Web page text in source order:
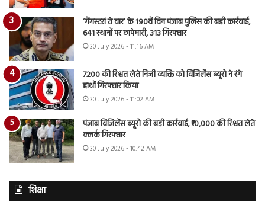
‘गैंगस्टरां ते वार’ के 190वें दिन पंजाब पुलिस की बड़ी कार्रवाई,
641 स्थानों पर छापेमारी, 313 गिरफ्तार
30 July 2026 - 11:16 AM
7200 की रिश्वत लेते निजी व्यक्ति को विजिलेंस ब्यूरो ने रंगे
हाथों गिरफ्तार किया
30 July 2026 - 11:02 AM
पंजाब विजिलेंस ब्यूरो की बड़ी कार्रवाई, ₹10,000 की रिश्वत लेते
क्लर्क गिरफ्तार
30 July 2026 - 10:42 AM
शिक्षा